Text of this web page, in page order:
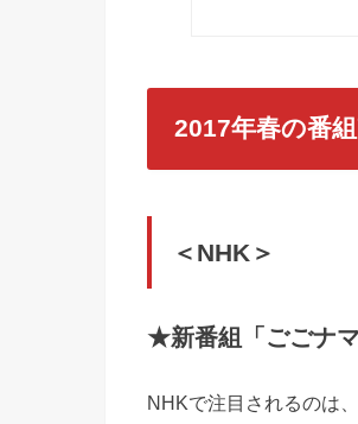
2017年春の番
＜NHK＞
★新番組「ごごナマ
NHKで注目されるのは